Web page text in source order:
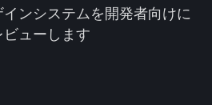
ンシステムを開発者向けに
ビューします